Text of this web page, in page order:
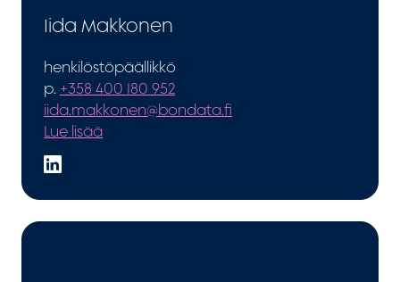
Iida Makkonen
henkilöstöpäällikkö
p. +358 400 180 952
iida.makkonen@bondata.fi
Lue lisää